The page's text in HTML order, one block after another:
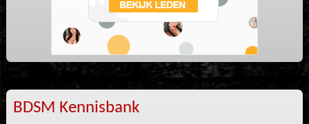
BDSM Kennisbank